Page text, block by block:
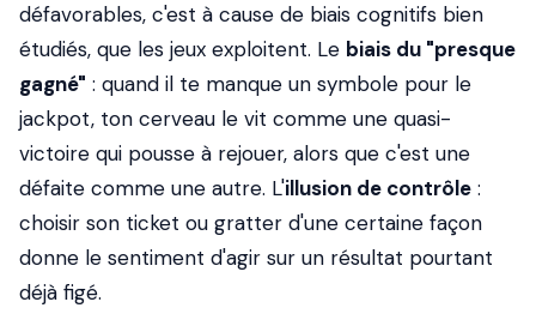
défavorables, c'est à cause de biais cognitifs bien
étudiés, que les jeux exploitent. Le biais du "presque
gagné" : quand il te manque un symbole pour le
jackpot, ton cerveau le vit comme une quasi-
victoire qui pousse à rejouer, alors que c'est une
défaite comme une autre. L'illusion de contrôle :
choisir son ticket ou gratter d'une certaine façon
donne le sentiment d'agir sur un résultat pourtant
déjà figé.